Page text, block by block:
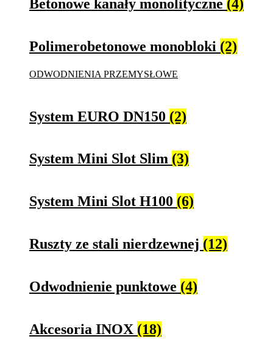
Betonowe kanały monolityczne (4)
Polimerobetonowe monobloki (2)
ODWODNIENIA PRZEMYSŁOWE
System EURO DN150 (2)
System Mini Slot Slim (3)
System Mini Slot H100 (6)
Ruszty ze stali nierdzewnej (12)
Odwodnienie punktowe (4)
Akcesoria INOX (18)